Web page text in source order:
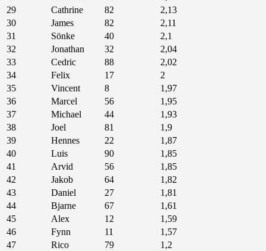
29
Cathrine 82
2,13
30
James 82
2,11
31
Sönke 40
2,1
32
Jonathan 32
2,04
33
Cedric 88
2,02
34
Felix 17
2
35
Vincent 8
1,97
36
Marcel 56
1,95
37
Michael 44
1,93
38
Joel 81
1,9
39
Hennes 22
1,87
40
Luis 90
1,85
41
Arvid 56
1,85
42
Jakob 64
1,82
43
Daniel 27
1,81
44
Bjarne 67
1,61
45
Alex 12
1,59
46
Fynn 11
1,57
47
Rico 79 1,2